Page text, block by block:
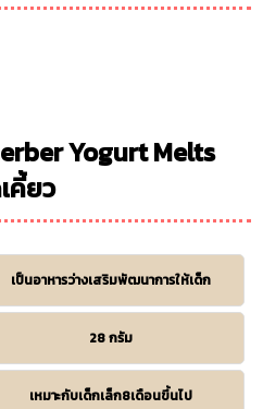
Yogurt Melts
คี้ยว
เป็นอาหารว่างเสริมพัฒนาการให้เด็ก
28 กรัม
เหมาะกับเด็กเล็ก8เดือนขึ้นไป